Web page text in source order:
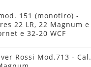
151 (monotiro) -
22 LR, 22 Magnum e
e 32-20 WCF
Rossi Mod.713 - Cal.